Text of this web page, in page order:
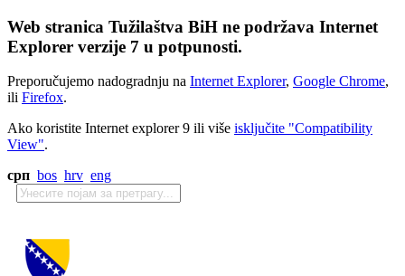
Web stranica Tužilaštva BiH ne podržava Internet
Explorer verzije 7 u potpunosti.
Preporučujemo nadogradnju na Internet Explorer, Google Chrome,
ili Firefox.
Ako koristite Internet explorer 9 ili više isključite "Compatibility
View".
срп bos hrv eng